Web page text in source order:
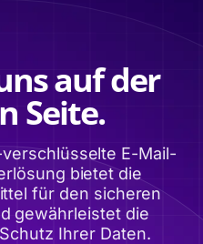
auf der
Seite.
E-Mail-
bietet die
für den sicheren
gewährleistet die
Ihrer Daten.